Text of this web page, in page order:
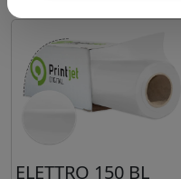
ELETTRO 150 BL